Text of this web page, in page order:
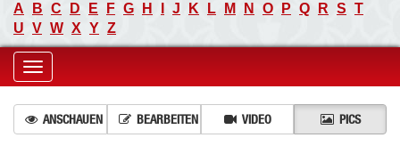
A
B C D E F G H J K L M N O P Q R S T
U V W X Y Z
Toggle
navigation
ANSCHAUEN BEARBEITEN VIDEO PICS